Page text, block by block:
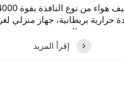
مكيف هواء من نوع
حرارية بريطانية، جهاز منزلي
المعيشة
إقرأ المزيد